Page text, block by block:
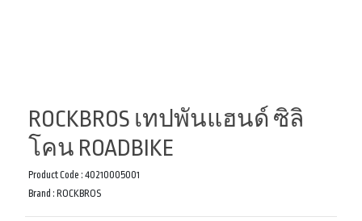
ROCKBROS เทปพันแฮนด์ ซิลิ
โคน ROADBIKE
Product Code : 40210005001
Brand : ROCKBROS